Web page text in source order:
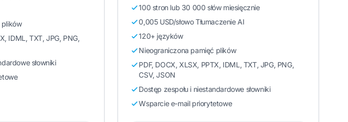
plików
IDML, TXT, JPG, PNG,
słowniki
100 stron lub 30 000 słów miesięcznie
0,005 USD/słowo Tłumaczenie AI
120+ języków
Nieograniczona pamięć plików
PDF, DOCX, XLSX, PPTX, IDML, TXT, JPG, PNG,
CSV, JSON
Dostęp zespołu i niestandardowe słowniki
Wsparcie e-mail priorytetowe